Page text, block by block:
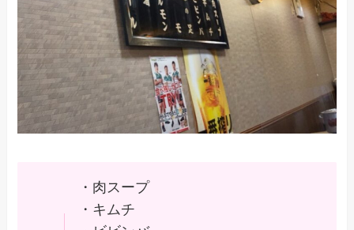
・肉スープ
・キムチ